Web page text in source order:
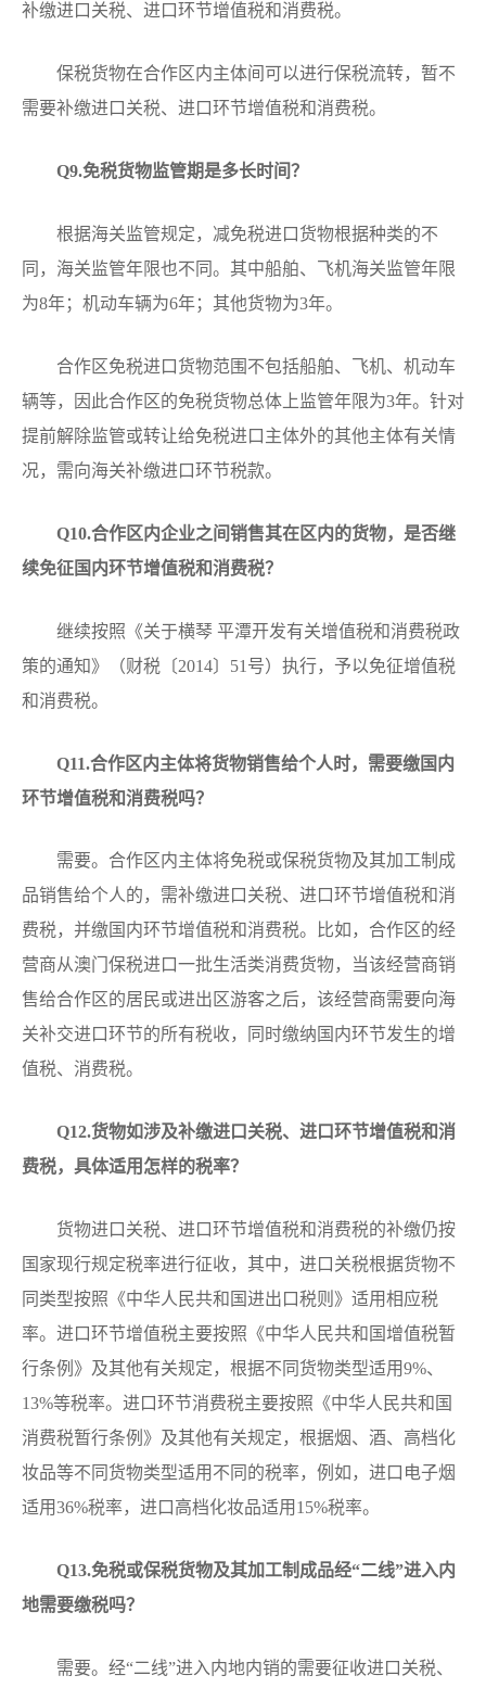
补缴进口关税、进口环节增值税和消费税。
保税货物在合作区内主体间可以进行保税流转，暂不
需要补缴进口关税、进口环节增值税和消费税。
Q9.免税货物监管期是多长时间？
根据海关监管规定，减免税进口货物根据种类的不
同，海关监管年限也不同。其中船舶、飞机海关监管年限
为8年；机动车辆为6年；其他货物为3年。
合作区免税进口货物范围不包括船舶、飞机、机动车
辆等，因此合作区的免税货物总体上监管年限为3年。针对
提前解除监管或转让给免税进口主体外的其他主体有关情
况，需向海关补缴进口环节税款。
Q10.合作区内企业之间销售其在区内的货物，是否继
续免征国内环节增值税和消费税？
继续按照《关于横琴 平潭开发有关增值税和消费税政
策的通知》（财税〔2014〕51号）执行，予以免征增值税
和消费税。
Q11.合作区内主体将货物销售给个人时，需要缴国内
环节增值税和消费税吗？
需要。合作区内主体将免税或保税货物及其加工制成
品销售给个人的，需补缴进口关税、进口环节增值税和消
费税，并缴国内环节增值税和消费税。比如，合作区的经
营商从澳门保税进口一批生活类消费货物，当该经营商销
售给合作区的居民或进出区游客之后，该经营商需要向海
关补交进口环节的所有税收，同时缴纳国内环节发生的增
值税、消费税。
Q12.货物如涉及补缴进口关税、进口环节增值税和消
费税，具体适用怎样的税率？
货物进口关税、进口环节增值税和消费税的补缴仍按
国家现行规定税率进行征收，其中，进口关税根据货物不
同类型按照《中华人民共和国进出口税则》适用相应税
率。进口环节增值税主要按照《中华人民共和国增值税暂
行条例》及其他有关规定，根据不同货物类型适用9%、
13%等税率。进口环节消费税主要按照《中华人民共和国
消费税暂行条例》及其他有关规定，根据烟、酒、高档化
妆品等不同货物类型适用不同的税率，例如，进口电子烟
适用36%税率，进口高档化妆品适用15%税率。
Q13.免税或保税货物及其加工制成品经“二线”进入内
地需要缴税吗？
需要。经“二线”进入内地内销的需要征收进口关税、